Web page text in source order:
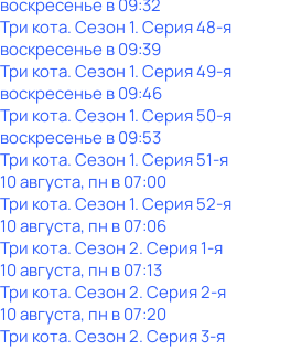
воскресенье в09:32
Три кота. Сезон 1. Серия 48-я
воскресенье в09:39
Три кота. Сезон 1. Серия 49-я
воскресенье в09:46
Три кота. Сезон 1. Серия 50-я
воскресенье в09:53
Три кота. Сезон 1. Серия 51-я
10 августа, пн в 07:00
Три кота. Сезон 1. Серия 52-я
10 августа, пн в 07:06
Три кота. Сезон 2. Серия 1-я
10 августа, пн в 07:13
Три кота. Сезон 2. Серия 2-я
10 августа, пн в 07:20
Три кота. Сезон 2. Серия 3-я